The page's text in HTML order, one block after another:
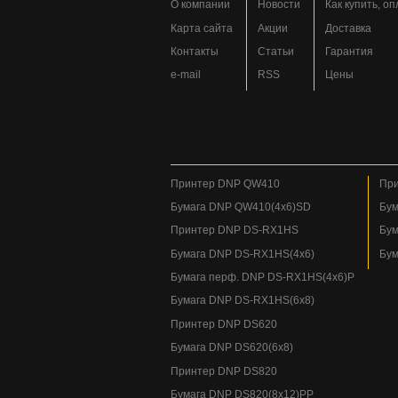
О компании
Карта сайта
Контакты
e-mail
Новости
Акции
Статьи
RSS
Как купить,
Доставка
Гарантия
Цены
Принтер DNP QW410
Бумага DNP QW410(4x6)SD
Принтер DNP DS-RX1HS
Бумага DNP DS-RX1HS(4x6)
Бумага перф. DNP DS-RX1HS(4x6)P
Бумага DNP DS-RX1HS(6x8)
Принтер DNP DS620
Бумага DNP DS620(6x8)
Принтер DNP DS820
Бумага DNP DS820(8x12)PP